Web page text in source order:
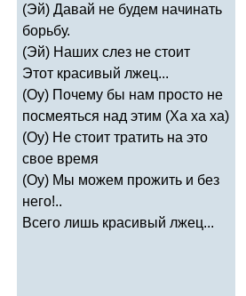
(Эй) Давай не будем начинать
борьбу.
(Эй) Наших слез не стоит
Этот красивый лжец...
(Оу) Почему бы нам просто не
посмеяться над этим (Ха ха ха)
(Оу) Не стоит тратить на это
свое время
(Оу) Мы можем прожить и без
него!..
Всего лишь красивый лжец...